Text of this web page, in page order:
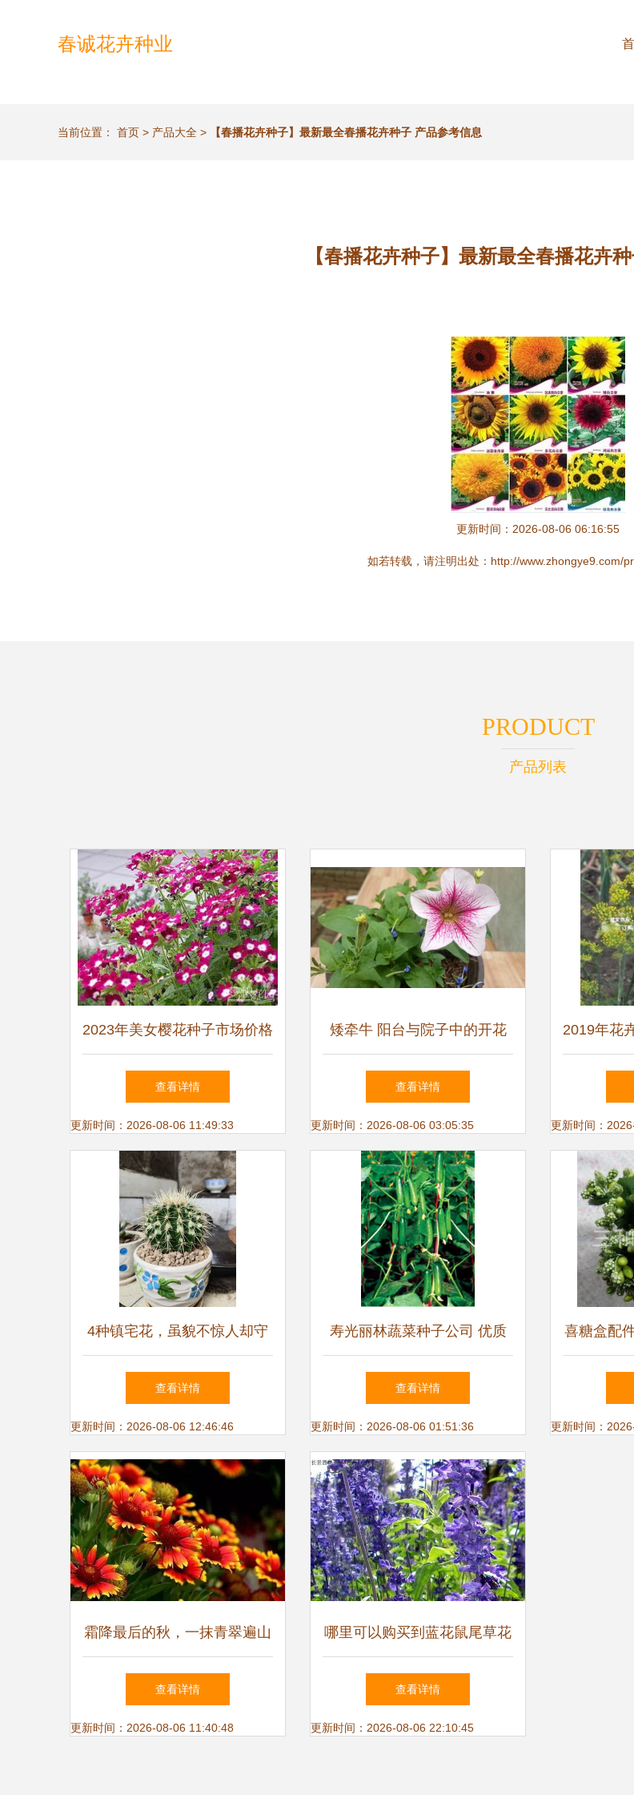
春诚花卉种业
当前位置： 首页 > 产品大全 > 【春播花卉种子】最新最全春播花卉种子 产品参考信息
【春播花卉种子】最新最全春播花卉
更新时间：2026-08-06 06:16:55
如若转载，请注明出处：http://www.zhongye9.com/
PRODUCT
产品列表
2023年美女樱花种子市场价格
分析与购买指南
查看详情
更新时间：2026-08-06 11:49:33
矮牵牛 阳台与院子中的开花
利器
查看详情
更新时间：2026-08-06 03:05:35
2019年花
与
更新时间：
4种镇宅花，虽貌不惊人却守
护家园，养在家中倍感安心
查看详情
更新时间：2026-08-06 12:46:46
寿光丽林蔬菜种子公司 优质
进口欧宝1617小黄瓜种子的领
航者
查看详情
更新时间：2026-08-06 01:51:36
喜糖盒配
装饰用品
璃珠花、
更新时间：
霜降最后的秋，一抹青翠遍山
红——花卉种子的播撒与希望
查看详情
更新时间：2026-08-06 11:40:48
哪里可以购买到蓝花鼠尾草花
卉种子
查看详情
更新时间：2026-08-06 22:10:45